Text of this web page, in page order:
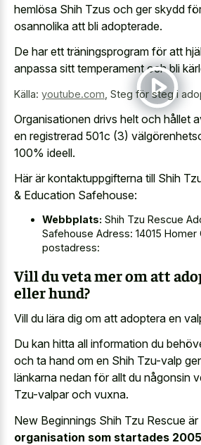
hemlösa Shih Tzus och ger skydd
osannolika att bli adopterade.
De har ett träningsprogram för att
anpassa sitt temperament och bli
Källa: youtube.com Steg för steg i
Organisationen drivs helt och hållet
en registrerad 501c (3)
100% ideell.
Här är kontaktuppgifterna till Shih
& Education Safehouse:
Webbplats: Shih Tzu Rescue
Safehouse Adress: 14015 Homer
postadress:
Vill du veta mer om att
eller hund?
Vill du lära dig om att adoptera en
Du kan hitta all information du
och ta hand om en Shih Tzu-valp
länkarna nedan för allt du någonsin
Tzu-valpar och vuxna.
New Beginnings Shih Tzu Rescue är
organisation som startades 2005